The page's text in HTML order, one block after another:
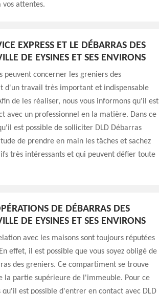
attentes.
EXPRESS ET LE DÉBARRAS DES
DE EYSINES ET SES ENVIRONS
peuvent concerner les greniers des
d'un travail très important et indispensable
de les réaliser, nous vous informons qu'il est
avec un professionnel en la matière. Dans ce
est possible de solliciter DLD Débarras
de prendre en main les tâches et sachez
très intéressants et qui peuvent défier toute
DE DÉBARRAS DES
DE EYSINES ET SES ENVIRONS
avec les maisons sont toujours réputées
effet, il est possible que vous soyez obligé de
des greniers. Ce compartiment se trouve
la partie supérieure de l'immeuble. Pour ce
est possible d'entrer en contact avec DLD